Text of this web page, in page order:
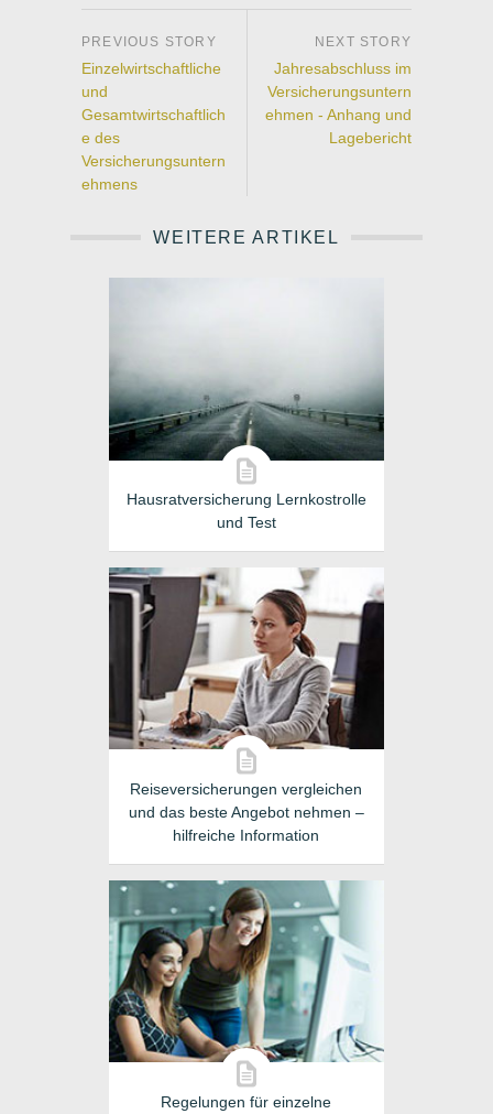
Einzelwirtschaftliche
und
Gesamtwirtschaftlich
e des
Versicherungsuntern
ehmens
Jahresabschluss im
Versicherungsuntern
ehmen - Anhang und
Lagebericht
WEITERE ARTIKEL
Hausratversicherung Lernkostrolle
und Test
Reiseversicherungen vergleichen
und das beste Angebot nehmen –
hilfreiche Information
Regelungen für einzelne